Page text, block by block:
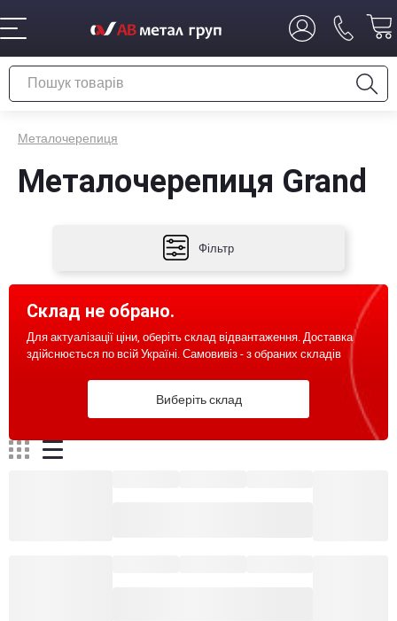
Металочерепиця
Металочерепиця Grand
Фільтр
Склад не обрано.
Для актуалізації ціни, оберіть склад відвантаження. Доставка
здійснюється по всій Україні. Самовивіз - з обраних складів
Виберіть склад